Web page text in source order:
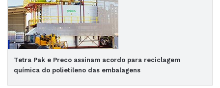
Tetra Pak e Preco assinam acordo para reciclagem
química do polietileno das embalagens